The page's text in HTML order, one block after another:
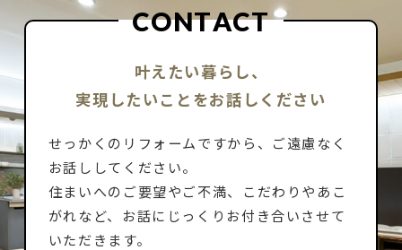
CONTACT
叶えたい暮らし、
実現したいことをお話しください
せっかくのリフォームですから、ご遠慮なく
お話ししてください。
住まいへのご要望やご不満、こだわりやあこ
がれなど、お話にじっくりお付き合いさせて
いただきます。